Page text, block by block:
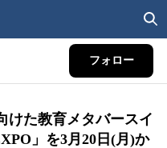
フォロー
けた教育メタバースイ
」を3月20日(月)か